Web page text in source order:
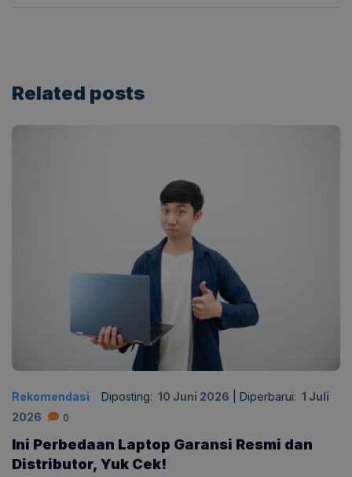
Related posts
Rekomendasi Diposting: 10 Juni 2026 Diperbarui: 1 Juli
2026
0
Ini Perbedaan Laptop Garansi Resmi dan
Distributor, Yuk Cek!